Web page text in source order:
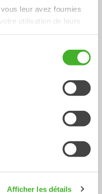
leur avez fournies
utilisation de leurs
Afficher les détails